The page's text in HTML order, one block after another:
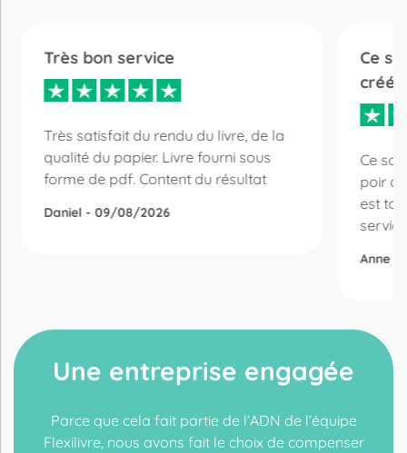
Très bon service
Très satisfait du rendu du livre, de la
qualité du papier. Livre fourni sous
forme de pdf. Content du résultat
Daniel - 09/08/2026
Ce
Ce
poir
est
Anne -
Une entreprise engagée
Parce que cela fait partie de l’ADN de l’équipe
Flexilivre, nous avons fait le choix de compenser